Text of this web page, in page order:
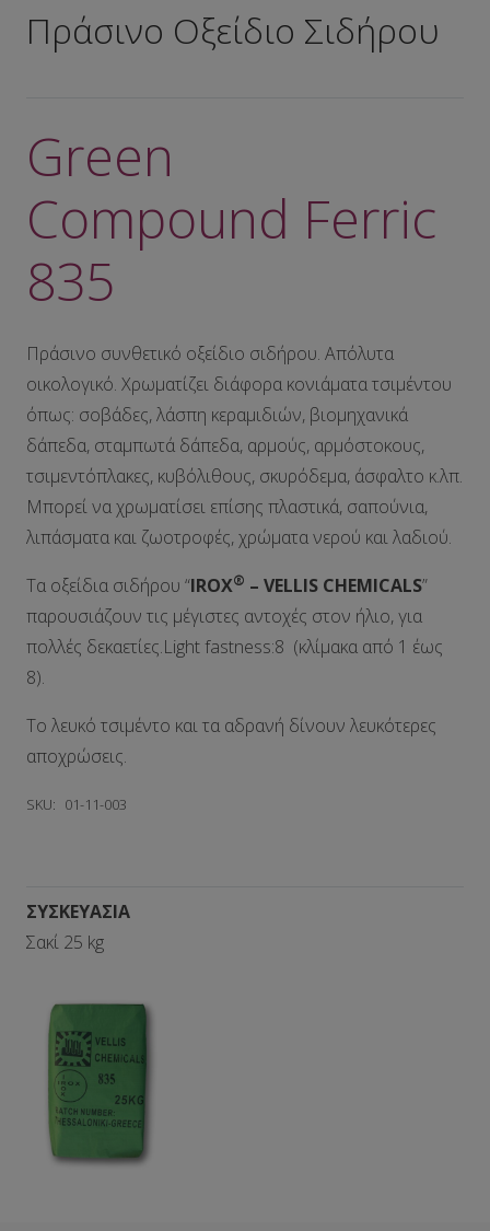
Πράσινο Οξείδιο Σιδήρου
Green
Compound Ferric
835
Πράσινο συνθετικό οξείδιο σιδήρου. Απόλυτα
οικολογικό. Χρωματίζει διάφορα κονιάματα τσιμέντου
όπως: σοβάδες, λάσπη κεραμιδιών, βιομηχανικά
δάπεδα, σταμπωτά δάπεδα, αρμούς, αρμόστοκους,
τσιμεντόπλακες, κυβόλιθους, σκυρόδεμα, άσφαλτο κ.λπ.
Μπορεί να χρωματίσει επίσης πλαστικά, σαπούνια,
λιπάσματα και ζωοτροφές, χρώματα νερού και λαδιού.
Τα οξείδια σιδήρου “IROX® – VELLIS CHEMICALS”
παρουσιάζουν τις μέγιστες αντοχές στον ήλιο, για
πολλές δεκαετίες.Light fastness:8 (κλίμακα από 1 έως
8).
Το λευκό τσιμέντο και τα αδρανή δίνουν λευκότερες
αποχρώσεις.
SKU: 01-11-003
ΣΥΣΚΕΥΑΣΙΑ
Σακί 25 kg